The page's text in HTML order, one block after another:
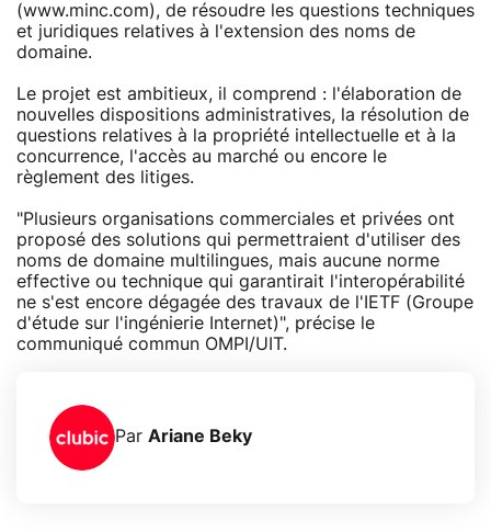
(www.minc.com), de résoudre les questions techniques
et juridiques relatives à l'extension des noms de
domaine.
Le projet est ambitieux, il comprend : l'élaboration de
nouvelles dispositions administratives, la résolution de
questions relatives à la propriété intellectuelle et à la
concurrence, l'accès au marché ou encore le
règlement des litiges.
"Plusieurs organisations commerciales et privées ont
proposé des solutions qui permettraient d'utiliser des
noms de domaine multilingues, mais aucune norme
effective ou technique qui garantirait l'interopérabilité
ne s'est encore dégagée des travaux de l'IETF (Groupe
d'étude sur l'ingénierie Internet)", précise le
communiqué commun OMPI/UIT.
Par Ariane Beky